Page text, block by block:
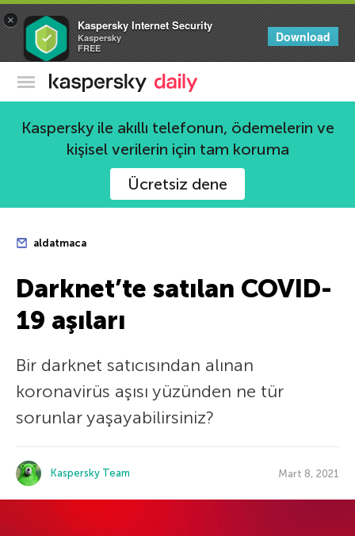
× Kaspersky Internet Security
Kaspersky
FREE
Download
Kaspersky Resmi Blogu
Kaspersky ile akıllı telefonun, ödemelerin ve
kişisel verilerin için tam koruma
Ücretsiz dene
aldatmaca
Darknet’te satılan COVID-
19 aşıları
Bir darknet satıcısından alınan
koronavirüs aşısı yüzünden ne tür
sorunlar yaşayabilirsiniz?
Kaspersky Team Mart 8, 2021